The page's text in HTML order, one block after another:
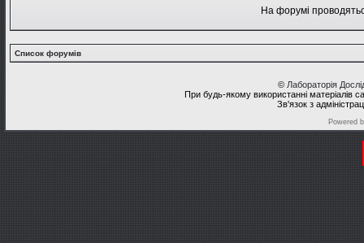
На форумі
Список форумів
© Лабораторія
При будь-якому використанні матеріалів
Зв'язок з
Powered